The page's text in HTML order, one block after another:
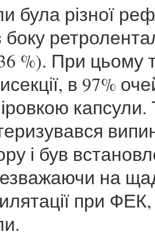
була різної
боку
%). При цьому
в 97%
капсули.
і був
на
при